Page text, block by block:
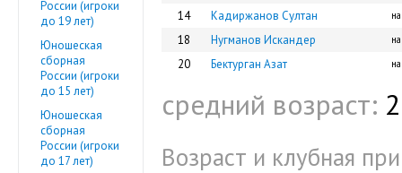
России (игроки
до 19 лет)
Юношеская
сборная
России (игроки
до 15 лет)
Юношеская
сборная
России (игроки
до 17 лет)
14 Кадиржанов Султан
18 Нугманов Искандер
20 Бектурган Азат
средний возраст:
Возраст и клубная